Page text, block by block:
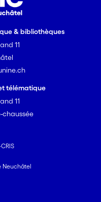
& bibliothèques
11
télématique
11
chaussée
Neuchâtel